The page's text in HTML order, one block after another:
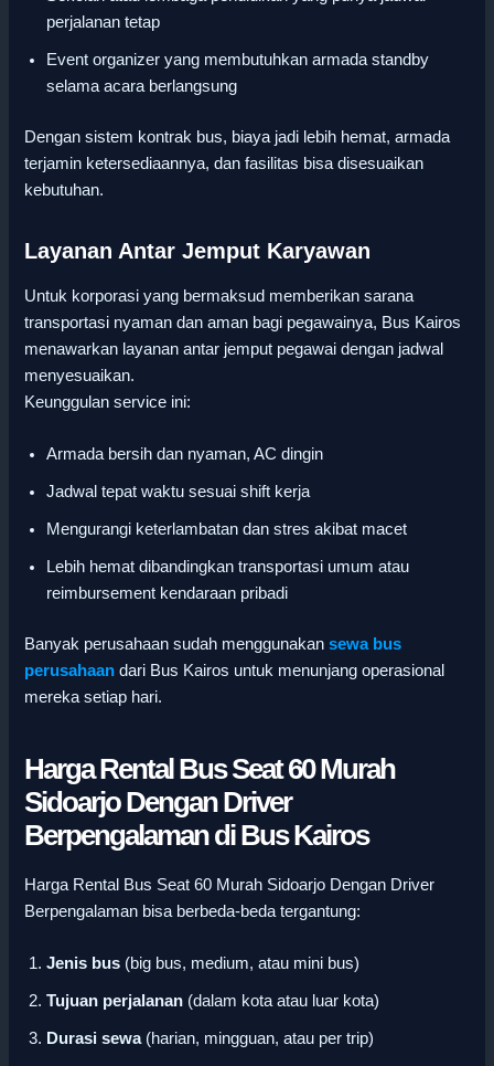
perjalanan tetap
Event organizer yang membutuhkan armada standby
selama acara berlangsung
Dengan sistem kontrak bus, biaya jadi lebih hemat, armada
terjamin ketersediaannya, dan fasilitas bisa disesuaikan
kebutuhan.
Layanan Antar Jemput Karyawan
Untuk korporasi yang bermaksud memberikan sarana
transportasi nyaman dan aman bagi pegawainya, Bus Kairos
menawarkan layanan antar jemput pegawai dengan jadwal
menyesuaikan.
Keunggulan service ini:
Armada bersih dan nyaman, AC dingin
Jadwal tepat waktu sesuai shift kerja
Mengurangi keterlambatan dan stres akibat macet
Lebih hemat dibandingkan transportasi umum atau
reimbursement kendaraan pribadi
Banyak perusahaan sudah menggunakan sewa bus
perusahaan dari Bus Kairos untuk menunjang operasional
mereka setiap hari.
Harga Rental Bus Seat 60 Murah
Sidoarjo Dengan Driver
Berpengalaman di Bus Kairos
Harga Rental Bus Seat 60 Murah Sidoarjo Dengan Driver
Berpengalaman bisa berbeda-beda tergantung:
Jenis bus (big bus, medium, atau mini bus)
Tujuan perjalanan (dalam kota atau luar kota)
Durasi sewa(harian, mingguan, atau per trip)